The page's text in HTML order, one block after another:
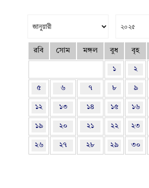
রবি সোম মঙ্গল বুধ বৃহ
১ ২
৫ ৬ ৭ ৮ ৯
১২ ১৩ ১৪ ১৫ ১৬
১৯ ২০ ২১ ২২ ২৩
২৬ ২৭ ২৮ ২৯ ৩০